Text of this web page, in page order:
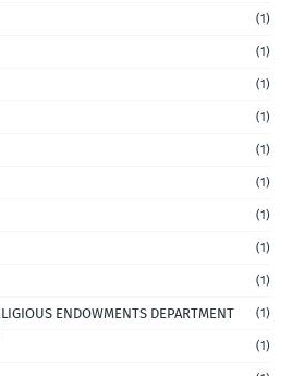
(1)
(1)
(1)
(1)
(1)
(1)
(1)
(1)
(1)
ENDOWMENTS DEPARTMENT (1)
(1)